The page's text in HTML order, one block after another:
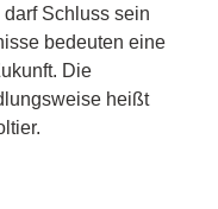
Schluss sein
bedeuten eine
Die
heißt